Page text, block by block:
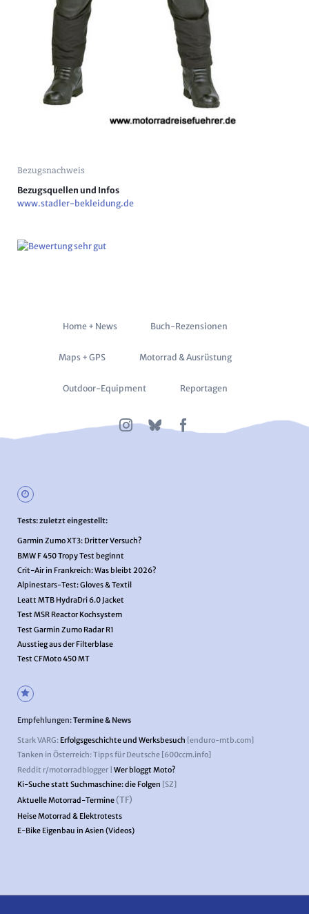
Bezugsnachweis
Bezugsquellen und Infos
www.stadler-bekleidung.de
Navigation
Home + News Buch-Rezensionen
Maps + GPS Motorrad & Ausrüstung
Outdoor-Equipment Reportagen
Tests: zuletzt eingestellt:
Garmin Zumo XT3: Dritter Versuch?
BMW F 450 Tropy Test beginnt
Crit-Air in Frankreich: Was bleibt 2026?
Alpinestars-Test: Gloves & Textil
Leatt MTB HydraDri 6.0 Jacket
Test MSR Reactor Kochsystem
Test Garmin Zumo Radar R1
Ausstieg aus der Filterblase
Test CFMoto 450 MT
Empfehlungen:Termine & News
Stark VARG: Erfolgsgeschichte und Werksbesuch [enduro-mtb.com]
Tanken in Österreich: Tipps für Deutsche [600ccm.info]
Reddit r/motorradblogger | Wer bloggt Moto?
Ki-Suche statt Suchmaschine: die Folgen [SZ]
Aktuelle Motorrad-Termine(TF)
Heise Motorrad & Elektrotests
E-Bike Eigenbau in Asien (Videos)